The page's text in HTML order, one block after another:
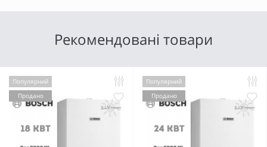
Рекомендовані товари
Популярний
Продано
Популярний
Продано